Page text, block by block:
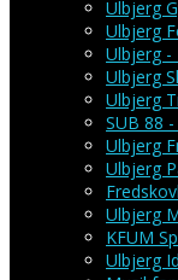
Ulbjerg
Ulbjerg
Ulbjerg -
Ulbjerg
Ulbjerg
SUB 88
Ulbjerg
Ulbjerg
Ulbjerg
KFUM
Ulbjerg